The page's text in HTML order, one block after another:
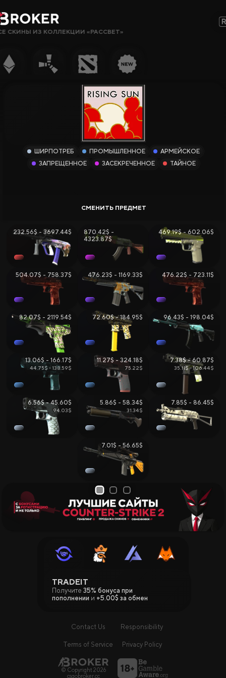
Сайты, Режимы, Бонусы или Ключевые Слова…
Вики CS2
Гемблинг
Все Сайты
Бонус за Регистрацию
Бонус к Депозиту
Ежедневный Бонус
Бонус к Продаже
Розыгрыши
СКИНЫ ИЗ КОЛЛЕКЦИИ «РАССВЕТ»
ШИРПОТРЕБ ПРОМЫШЛЕННОЕ
АРМЕЙСКОЕ
ЗАПРЕЩЕННОЕ
ЗАСЕКРЕЧЕННОЕ ТАЙНОЕ
232.56$ - 3697.44$
870.42$ -
4323.87$
469.19$ - 602.06$
504.07$ - 758.37$ 476.23$ - 1169.33$ 476.22$ - 723.11$
82.07$ - 2119.54$ 72.60$ - 184.95$ 96.43$ - 198.04$
13.06$ - 166.17$
44.75$ - 138.59$
11.27$ - 324.18$
75.22$
7.38$ - 60.87$
35.11$ - 106.44$
6.56$ - 45.60$
94.03$
5.86$ - 58.34$
31.34$
7.85$ - 86.45$
7.01$ - 56.65$
1 2 3
TRADEIT
Получите 35% бонуса при
пополнении и +5.00$ за обмен
© Copyright 2026
csgobroker.cc
Contact Us Responsibility
Terms of Service Privacy Policy